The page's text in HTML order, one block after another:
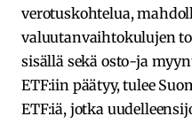
verotuskohtelua,
valuutanvaihtokulujen
sisällä sekä osto-ja
ETF:iin päätyy, tulee
ETF:iä, jotka